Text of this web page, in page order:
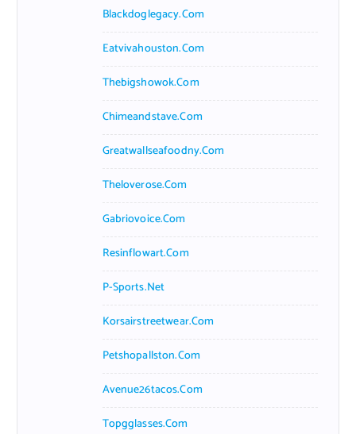
Blackdoglegacy.com
Eatvivahouston.com
Thebigshowok.com
Chimeandstave.com
Greatwallseafoodny.com
Theloverose.com
Gabriovoice.com
Resinflowart.com
P-Sports.net
Korsairstreetwear.com
Petshopallston.com
Avenue26tacos.com
Topgglasses.com